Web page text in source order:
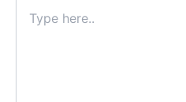
here..